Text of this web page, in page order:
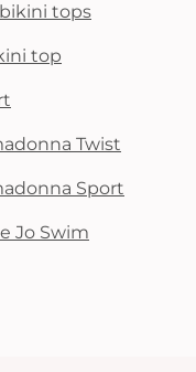
tops
top
Twist
Sport
Jo Swim